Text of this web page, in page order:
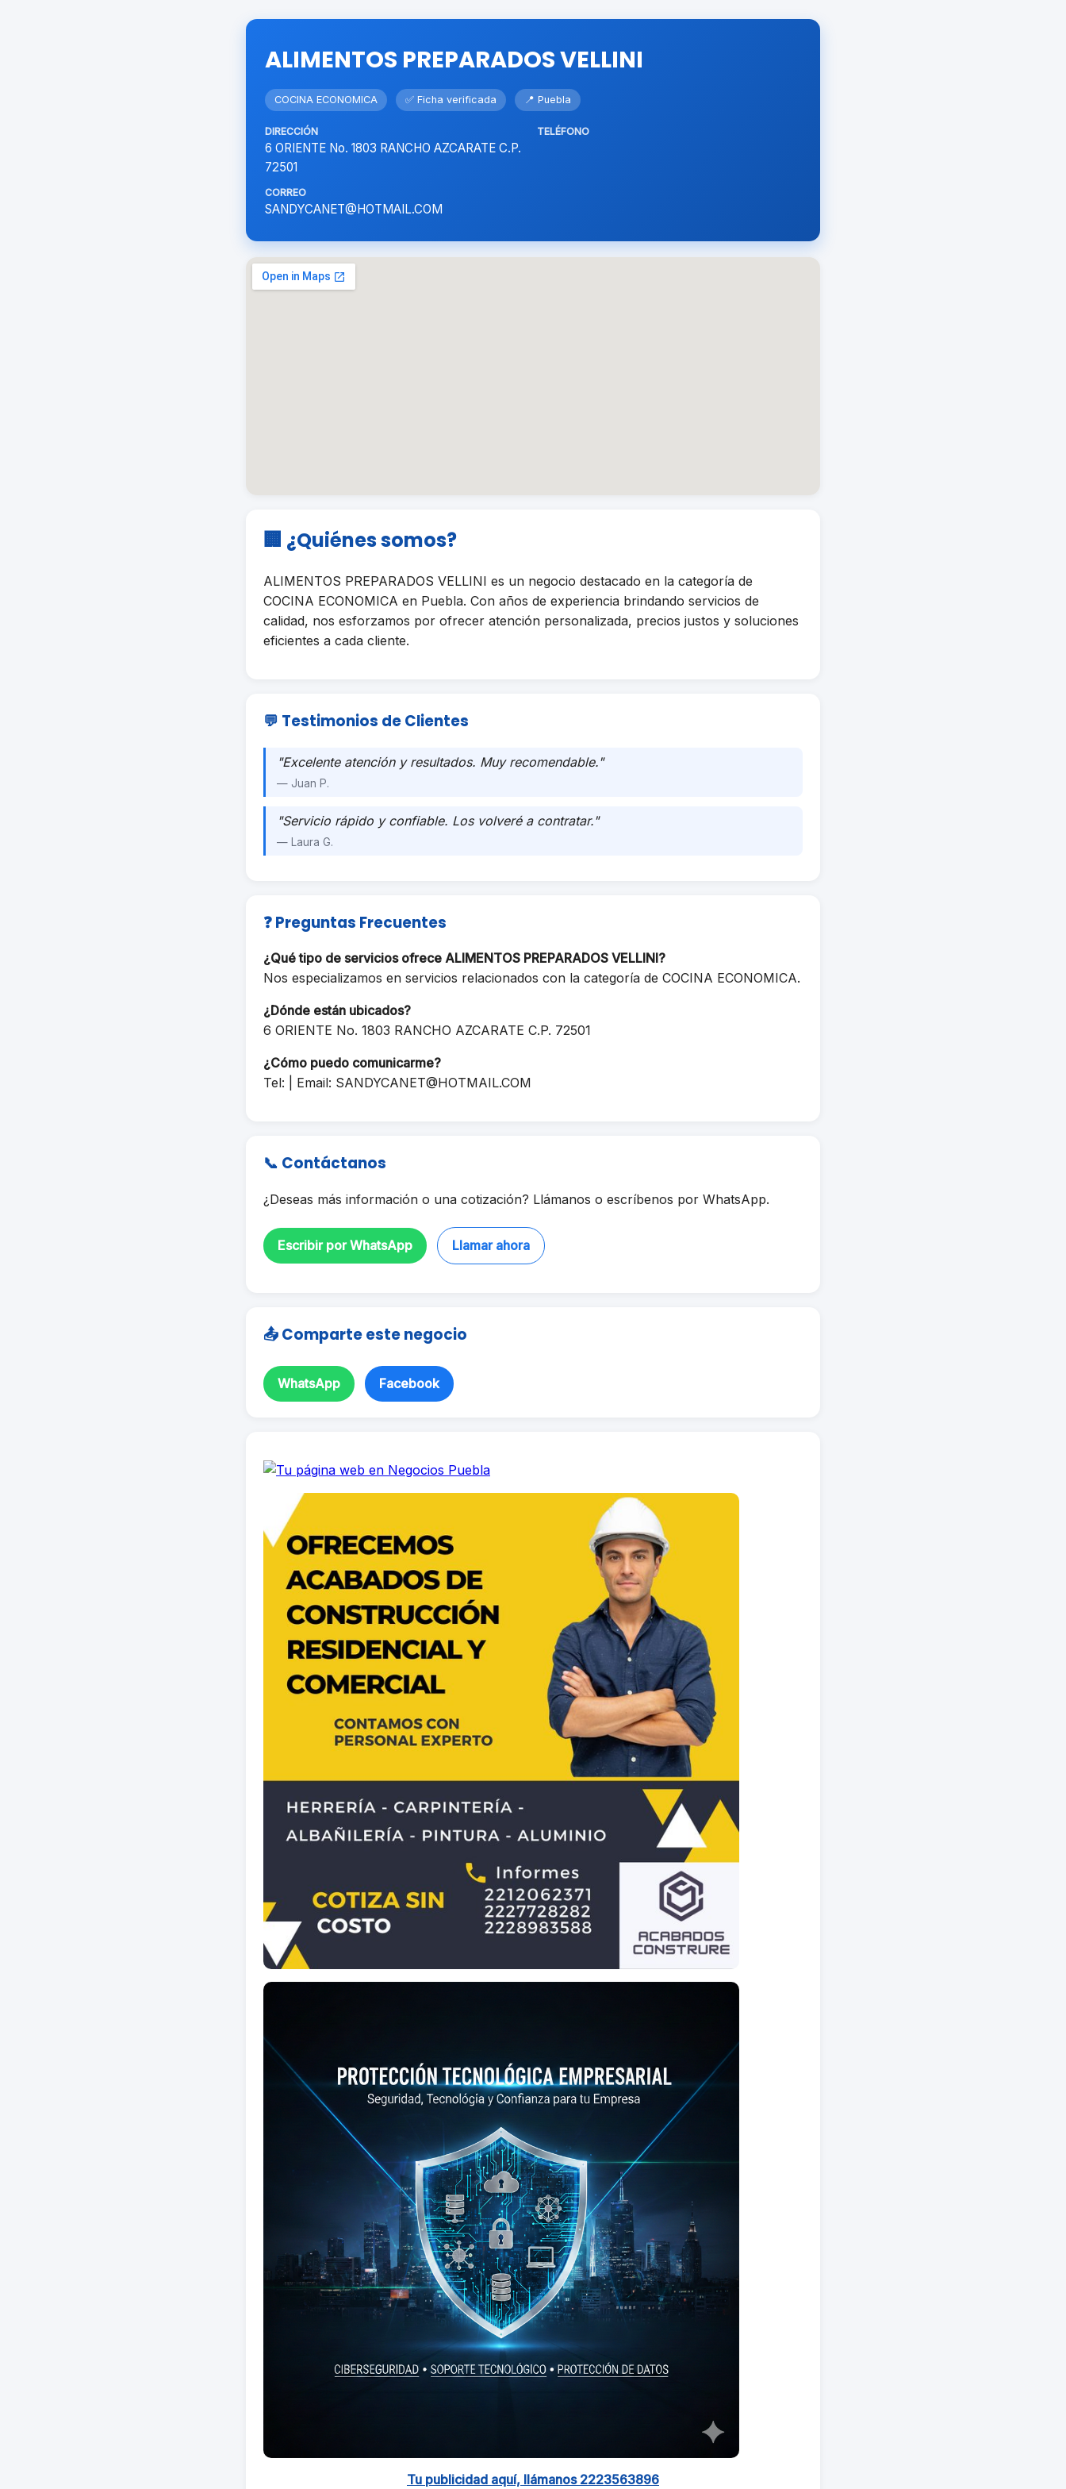
ALIMENTOS PREPARADOS VELLINI
COCINA ECONOMICA ✅ Ficha verificada 📍 Puebla
DIRECCIÓN
6 ORIENTE No. 1803 RANCHO AZCARATE C.P.
72501
TELÉFONO
CORREO
SANDYCANET@HOTMAIL.COM
🏢 ¿Quiénes somos?
ALIMENTOS PREPARADOS VELLINI es un negocio destacado en la categoría de
COCINA ECONOMICA en Puebla. Con años de experiencia brindando servicios de
calidad, nos esforzamos por ofrecer atención personalizada, precios justos y soluciones
eficientes a cada cliente.
💬 Testimonios de Clientes
"Excelente atención y resultados. Muy recomendable."
— Juan P.
"Servicio rápido y confiable. Los volveré a contratar."
— Laura G.
❓ Preguntas Frecuentes
¿Qué tipo de servicios ofrece ALIMENTOS PREPARADOS VELLINI?
Nos especializamos en servicios relacionados con la categoría de COCINA ECONOMICA.
¿Dónde están ubicados?
6 ORIENTE No. 1803 RANCHO AZCARATE C.P. 72501
¿Cómo puedo comunicarme?
Tel: | Email: SANDYCANET@HOTMAIL.COM
📞 Contáctanos
¿Deseas más información o una cotización? Llámanos o escríbenos por WhatsApp.
Escribir por WhatsApp Llamar ahora
📤 Comparte este negocio
WhatsApp Facebook
Tu publicidad aquí, llámanos 2223563896